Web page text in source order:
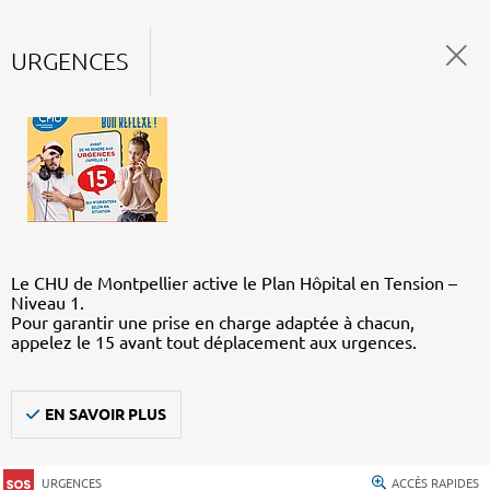
URGENCES
Le CHU de Montpellier active le Plan Hôpital en Tension –
Niveau 1.
Pour garantir une prise en charge adaptée à chacun,
appelez le 15 avant tout déplacement aux urgences.
EN SAVOIR PLUS
URGENCES ACCÈS RAPIDES